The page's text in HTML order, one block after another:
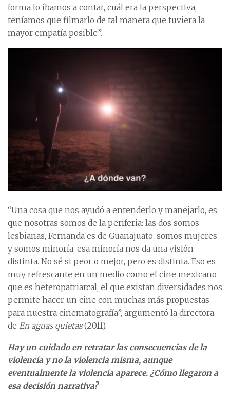
forma lo íbamos a contar, cuál era la perspectiva,
teníamos que filmarlo de tal manera que tuviera la
mayor empatía posible”.
“Una cosa que nos ayudó a entenderlo y manejarlo, es
que nosotras somos de la periferia: las dos somos
lesbianas, Fernanda es de Guanajuato, somos mujeres
y somos minoría, esa minoría nos da una visión
distinta. No sé si peor o mejor, pero es distinta. Eso es
muy refrescante en un medio como el cine mexicano
que es heteropatriarcal, el que existan diversidades nos
permite hacer un cine con muchas más propuestas
para nuestra cinematografía”, argumentó la directora
de En aguas quietas(2011).
Hay un cuidado en retratar las consecuencias de la
violencia y no la violencia misma, aunque
eventualmente la violencia aparece. ¿Cómo llegaron a
esa decisión narrativa?